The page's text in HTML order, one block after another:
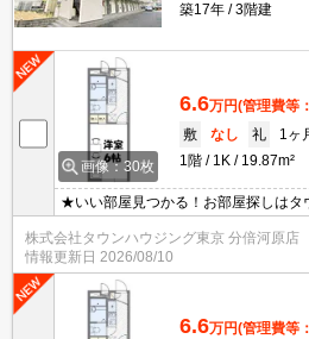
築17年
3階建
画像：30枚
6.6万円(管理費等
敷
なし 礼
1ヶ
1階
1K 19.87m²
★いい部屋見つかる！お部屋探しは
株式会社タウンハウジング東京 分倍河原店
情報更新日 2026/08/10
6.6万円(管理費等